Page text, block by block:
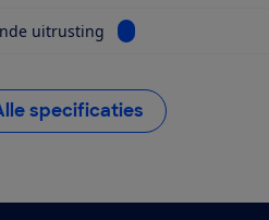
uitrusting Bekijk informatie
specificaties